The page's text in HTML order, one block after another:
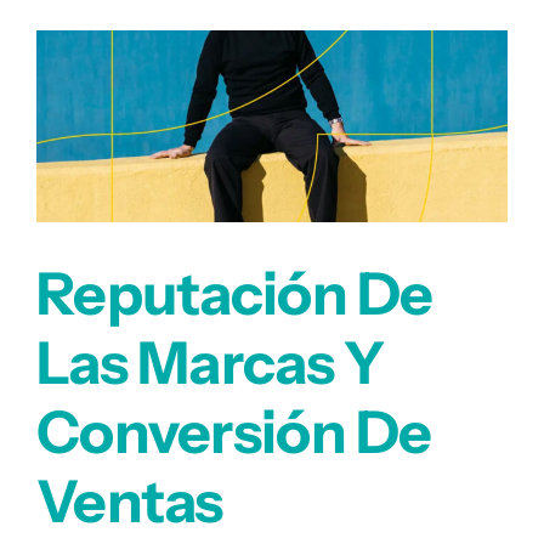
verdad
influencian
Reputación De
Las Marcas Y
Conversión De
Ventas